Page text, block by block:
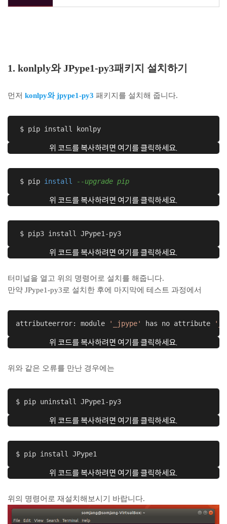
1. konlply와 JPype1-py3패키지 설치하기
먼저 konlpy와 jpype1-py3 패키지를 설치해 줍니다.
$ pip install konlpy
위 코드를 복사하려면 여기를 클릭하세요.
$ pip install --upgrade pip
위 코드를 복사하려면 여기를 클릭하세요.
$ pip3 install JPype1-py3
위 코드를 복사하려면 여기를 클릭하세요.
터미널을 열고 위의 명령어로 설치를 해줍니다.
만약 JPype1-py3로 설치한 후에 마지막에 테스트 과정에서
attributeerror: module '_jpype' has no attribute
위 코드를 복사하려면 여기를 클릭하세요.
위와 같은 오류를 만난 경우에는
$ pip uninstall JPype1-py3
위 코드를 복사하려면 여기를 클릭하세요.
$ pip install JPype1
위 코드를 복사하려면 여기를 클릭하세요.
위의 명령어로 재설치해보시기 바랍니다.